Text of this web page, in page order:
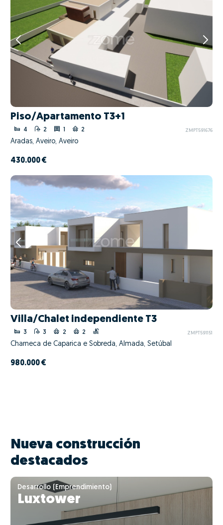
Piso/Apartamento T3+1
4 2 1 2 ZMPT591676
Aradas, Aveiro, Aveiro
430.000 €
Villa/Chalet independiente T3
3 3 2 2 ZMPT591151
Charneca de Caparica e Sobreda, Almada, Setúbal
980.000 €
Nueva construcción
destacados
Desarrollo (Emprendimiento)
Luxtower